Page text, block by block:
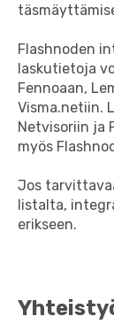
Flashnoden
laskutietoja
Fennoaan,
Visma.netiin.
Netvisoriin ja
myös
Jos
listalta,
erikseen.